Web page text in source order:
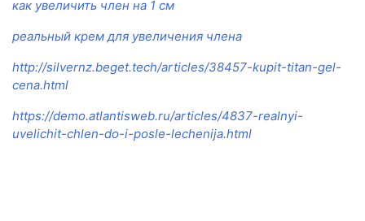
как увеличить член на 1 см
реальный крем для увеличения члена
http://silvernz.beget.tech/articles/38457-kupit-titan-gel-
cena.html
https://demo.atlantisweb.ru/articles/4837-realnyi-
uvelichit-chlen-do-i-posle-lechenija.html